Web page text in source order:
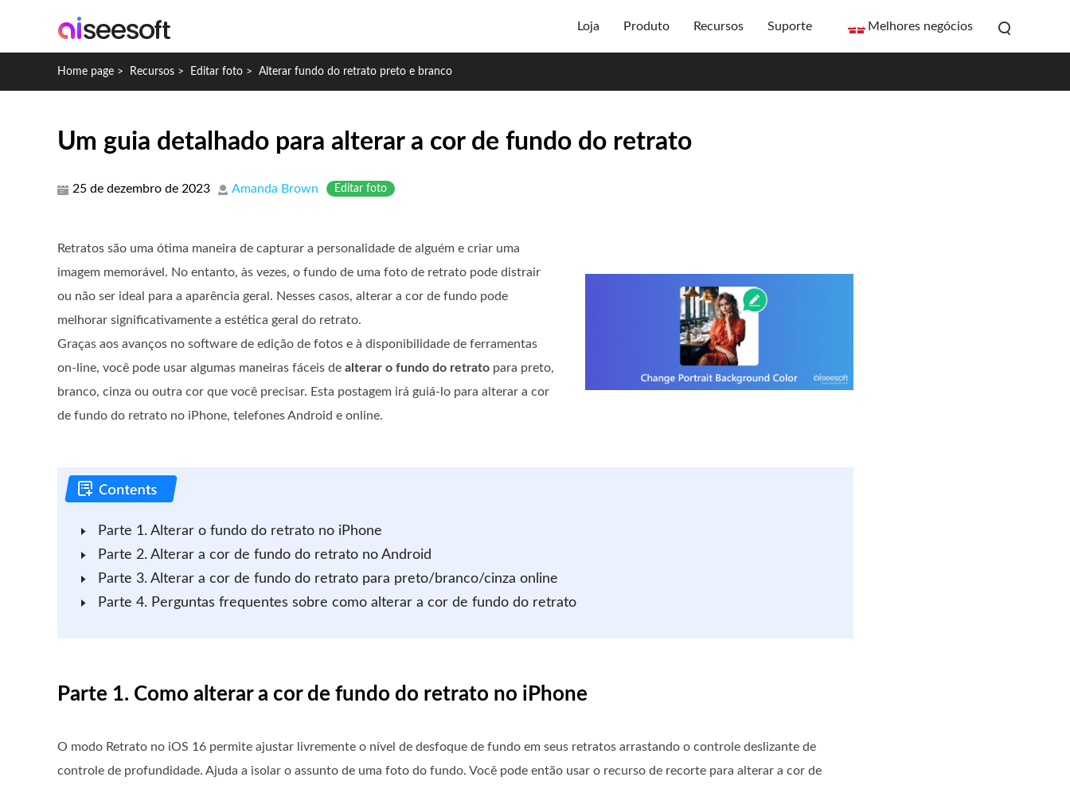
Loja Produto Recursos Suporte Melhores negócios
Home page > Recursos > Editar foto > Alterar fundo do retrato preto e branco
Um guia detalhado para alterar a cor de fundo do retrato
25 de dezembro de 2023 Amanda Brown Editar foto
Retratos são uma ótima maneira de capturar a personalidade de alguém e criar uma
imagem memorável. No entanto, às vezes, o fundo de uma foto de retrato pode distrair
ou não ser ideal para a aparência geral. Nesses casos, alterar a cor de fundo pode
melhorar significativamente a estética geral do retrato.
Graças aos avanços no software de edição de fotos e à disponibilidade de ferramentas
on-line, você pode usar algumas maneiras fáceis de alterar o fundo do retrato para preto,
branco, cinza ou outra cor que você precisar. Esta postagem irá guiá-lo para alterar a cor
de fundo do retrato no iPhone, telefones Android e online.
Parte 1. Alterar o fundo do retrato no iPhone
Parte 2. Alterar a cor de fundo do retrato no Android
Parte 3. Alterar a cor de fundo do retrato para preto/branco/cinza online
Parte 4. Perguntas frequentes sobre como alterar a cor de fundo do retrato
Parte 1. Como alterar a cor de fundo do retrato no iPhone
O modo Retrato no iOS 16 permite ajustar livremente o nível de desfoque de fundo em seus retratos arrastando o controle deslizante de
controle de profundidade. Ajuda a isolar o assunto de uma foto do fundo. Você pode então usar o recurso de recorte para alterar a cor de